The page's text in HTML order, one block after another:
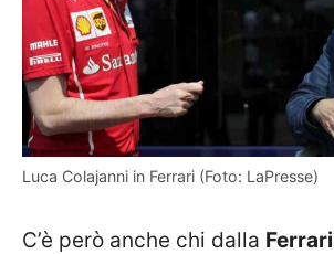
Luca Colajanni in Ferrari (Foto: LaPresse)
C’è però anche chi dalla Ferrari